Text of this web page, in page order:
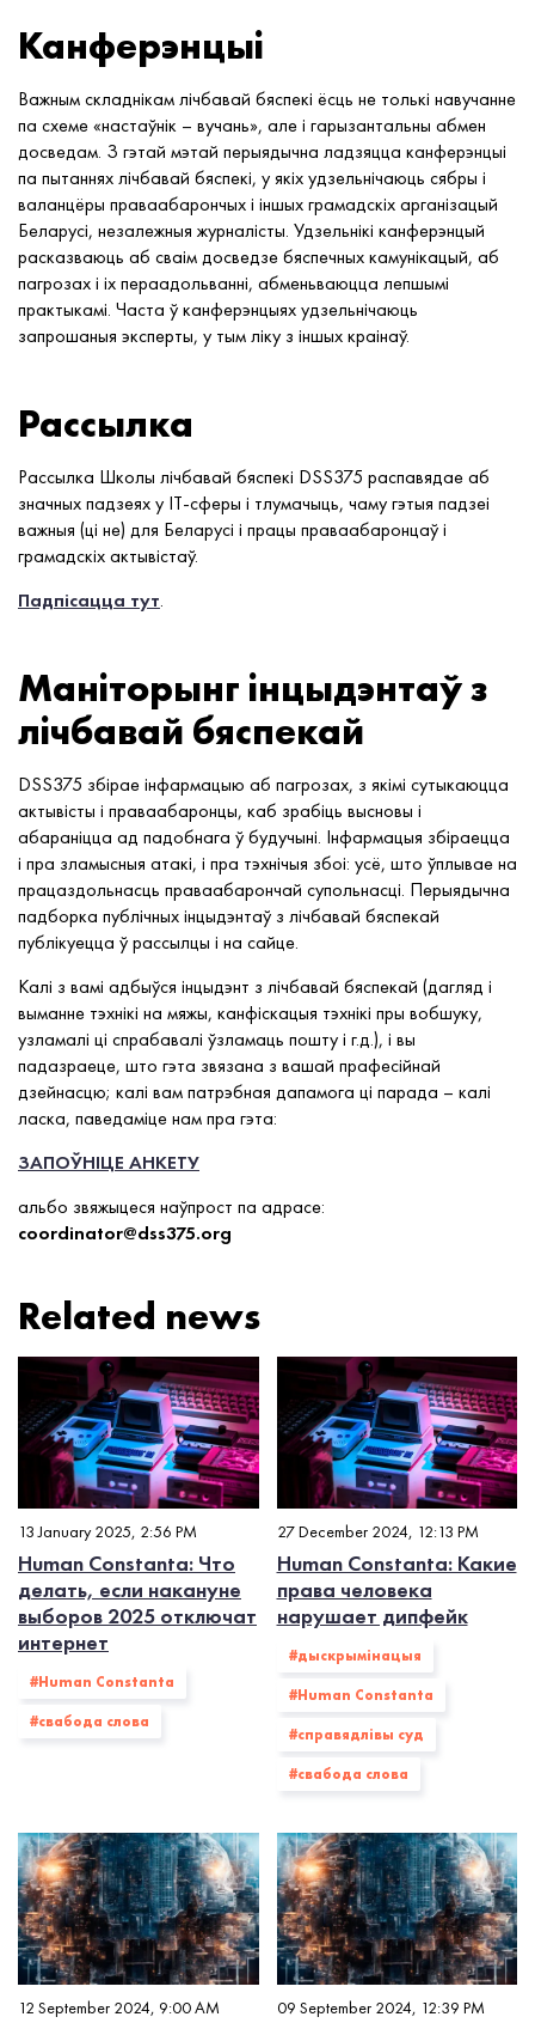
Канферэнцыі
Важным складнікам лічбавай бяспекі ёсць не толькі навучанне
па схеме «настаўнік – вучань», але і гарызантальны абмен
досведам. З гэтай мэтай перыядычна ладзяцца канферэнцыі
па пытаннях лічбавай бяспекі, у якіх удзельнічаюць сябры і
валанцёры праваабарончых і іншых грамадскіх арганізацый
Беларусі, незалежныя журналісты. Удзельнікі канферэнцый
расказваюць аб сваім досведзе бяспечных камунікацый, аб
пагрозах і іх пераадольванні, абменьваюцца лепшымі
практыкамі. Часта ў канферэнцыях удзельнічаюць
запрошаныя эксперты, у тым ліку з іншых краінаў.
Рассылка
Рассылка Школы лічбавай бяспекі DSS375 распавядае аб
значных падзеях у IT-сферы і тлумачыць, чаму гэтыя падзеі
важныя (ці не) для Беларусі і працы праваабаронцаў і
грамадскіх актывістаў.
Падпісацца тут.
Маніторынг інцыдэнтаў з
лічбавай бяспекай
DSS375 збірае інфармацыю аб пагрозах, з якімі сутыкаюцца
актывісты і праваабаронцы, каб зрабіць высновы і
абараніцца ад падобнага ў будучыні. Інфармацыя збіраецца
і пра зламысныя атакі, і пра тэхнічыя збоі: усё, што ўплывае на
працаздольнасць праваабарончай супольнасці. Перыядычна
падборка публічных інцыдэнтаў з лічбавай бяспекай
публікуецца ў рассылцы і на сайце.
Калі з вамі адбыўся інцыдэнт з лічбавай бяспекай (дагляд і
выманне тэхнікі на мяжы, канфіскацыя тэхнікі пры вобшуку,
узламалі ці спрабавалі ўзламаць пошту і г.д.), і вы
падазраеце, што гэта звязана з вашай прафесійнай
дзейнасцю; калі вам патрэбная дапамога ці парада – калі
ласка, паведаміце нам пра гэта:
ЗАПОЎНІЦЕ АНКЕТУ
альбо звяжыцеся наўпрост па адрасе:
coordinator@dss375.org
Related news
13 January 2025, 2:56 PM
Human Constanta: Что
делать, если накануне
выборов 2025 отключат
интернет
#Human Constanta
#свабода слова
27 December 2024, 12:13 PM
Human Constanta: Какие
права человека
нарушает дипфейк
#дыскрымінацыя
#Human Constanta
#справядлівы суд
#свабода слова
12 September 2024, 9:00 AM 09 September 2024, 12:39 PM